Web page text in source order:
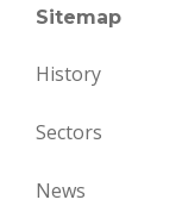
Sitemap
History
Sectors
News